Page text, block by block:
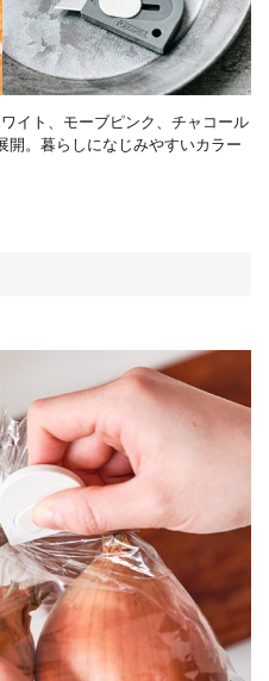
イト、モーブピンク、チャコール
開。暮らしになじみやすいカラー